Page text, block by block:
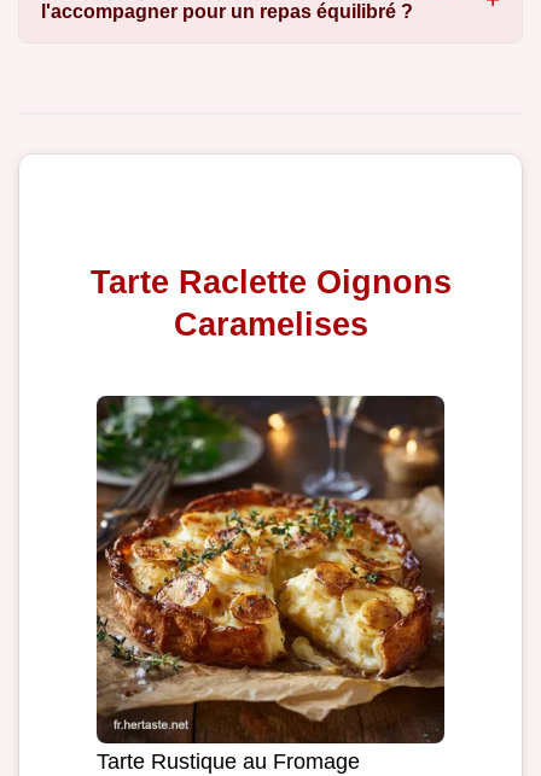
l'accompagner pour un repas équilibré ?
Tarte Raclette Oignons
Caramelises
Tarte Rustique au Fromage